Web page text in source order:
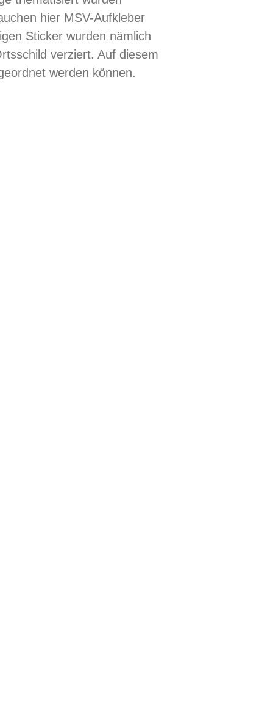
hier MSV-Aufkleber
Sticker wurden nämlich
verziert. Auf diesem
werden können.